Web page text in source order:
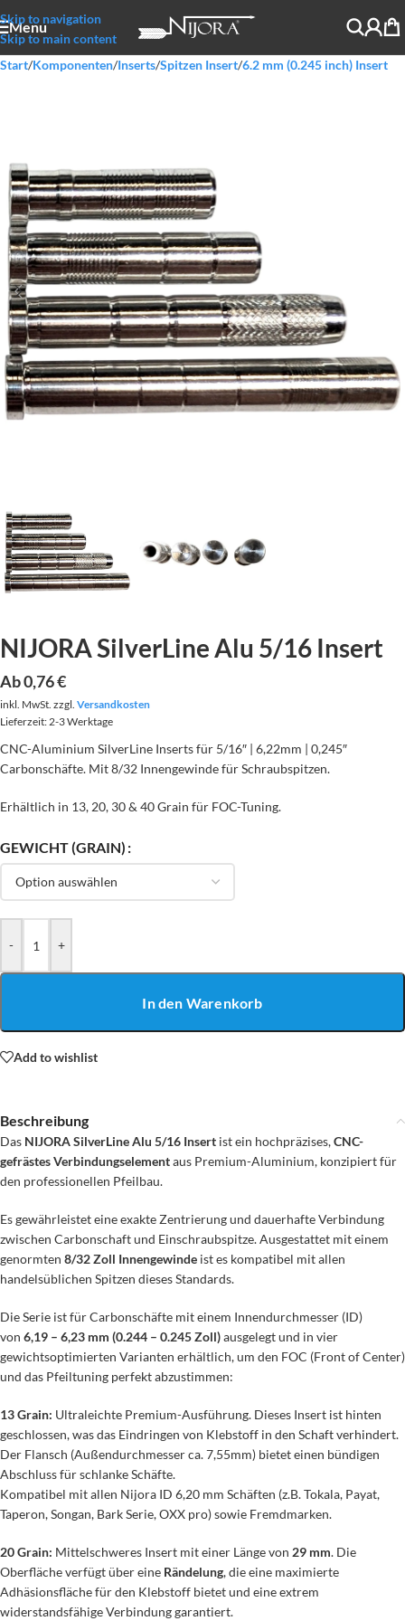
Skip to navigation
Skip to main content
Menu
Start/Komponenten/Inserts/Spitzen Insert/6.2 mm (0.245 inch) Insert
NIJORA SilverLine Alu 5/16 Insert
Ab0,76€
inkl. MwSt. zzgl. Versandkosten
Lieferzeit:2-3 Werktage
CNC-Aluminium SilverLine Inserts für 5/16″ | 6,22mm | 0,245″
Carbonschäfte. Mit 8/32 Innengewinde für Schraubspitzen.
Erhältlich in 13, 20, 30 & 40 Grain für FOC-Tuning.
GEWICHT (GRAIN)
- +
In den Warenkorb
Add to wishlist
Beschreibung
Das NIJORA SilverLine Alu 5/16 Insert ist ein hochpräzises,CNC-
gefrästes Verbindungselementaus Premium-Aluminium, konzipiert für
den professionellen Pfeilbau.
Es gewährleistet eine exakte Zentrierung und dauerhafte Verbindung
zwischen Carbonschaft und Einschraubspitze. Ausgestattet mit einem
genormten 8/32 Zoll Innengewinde ist es kompatibel mit allen
handelsüblichen Spitzen dieses Standards.
Die Serie ist für Carbonschäfte mit einem Innendurchmesser (ID)
von 6,19 – 6,23 mm (0.244 – 0.245 Zoll)ausgelegt und in vier
gewichtsoptimierten Varianten erhältlich, um den FOC (Front of Center)
und das Pfeiltuning perfekt abzustimmen:
13 Grain: Ultraleichte Premium-Ausführung. Dieses Insert ist hinten
geschlossen, was das Eindringen von Klebstoff in den Schaft verhindert.
Der Flansch (Außendurchmesser ca. 7,55mm) bietet einen bündigen
Abschluss für schlanke Schäfte.
Kompatibel mit allen Nijora ID 6,20 mm Schäften (z.B. Tokala, Payat,
Taperon, Songan, Bark Serie, OXX pro) sowie Fremdmarken.
20 Grain: Mittelschweres Insert mit einer Länge von 29 mm. Die
Oberfläche verfügt über eine Rändelung, die eine maximierte
Adhäsionsfläche für den Klebstoff bietet und eine extrem
widerstandsfähige Verbindung garantiert.